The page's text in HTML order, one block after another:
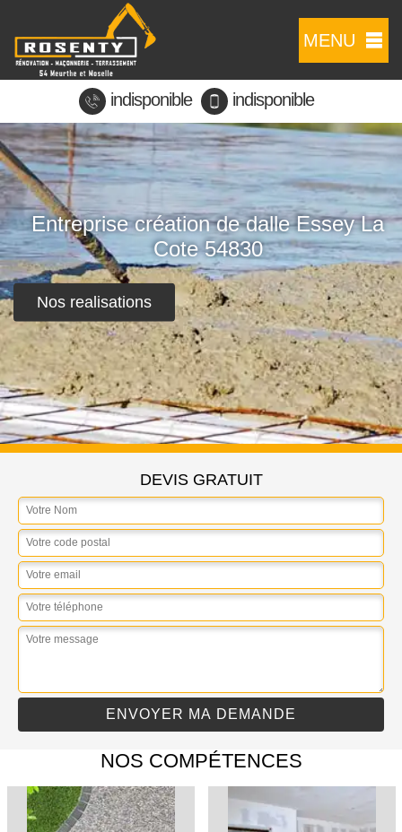
MENU
indisponible indisponible
Entreprise création de dalle Essey La
Cote 54830
Nos realisations
DEVIS GRATUIT
NOS COMPÉTENCES